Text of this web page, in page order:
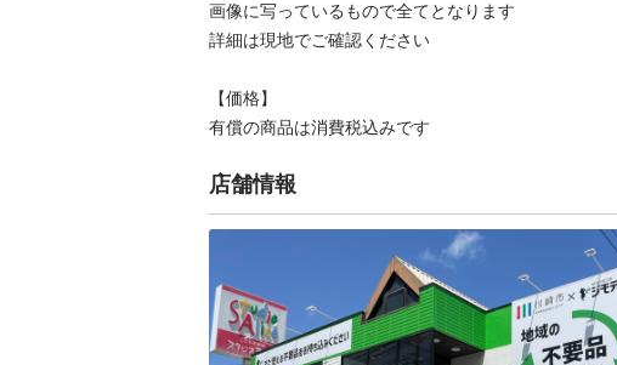
画像に写っているもので全てとなります
詳細は現地でご確認ください
【価格】
有償の商品は消費税込みです
店舗情報